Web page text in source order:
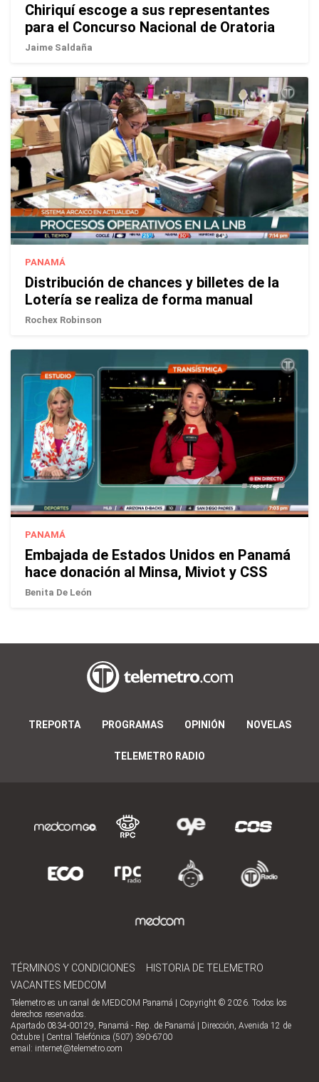
Chiriquí escoge a sus representantes
para el Concurso Nacional de Oratoria
Jaime Saldaña
PANAMÁ
Distribución de chances y billetes de la
Lotería se realiza de forma manual
Rochex Robinson
PANAMÁ
Embajada de Estados Unidos en Panamá
hace donación al Minsa, Miviot y CSS
Benita De León
TREPORTA PROGRAMAS OPINIÓN NOVELAS
TELEMETRO RADIO
TÉRMINOS Y CONDICIONES
HISTORIA DE TELEMETRO
VACANTES MEDCOM
Telemetro es un canal de MEDCOM Panamá | Copyright © 2026. Todos los
derechos reservados.
Apartado 0834-00129, Panamá - Rep. de Panamá | Dirección, Avenida 12 de
Octubre | Central Telefónica (507) 390-6700
email: internet@telemetro.com